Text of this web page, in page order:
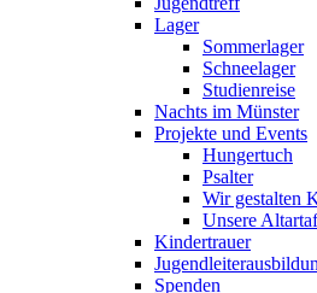
Lager
Sommerlager
Schneelager
Studienreise
Nachts im Münster
Projekte und Events
Hungertuch
Psalter
Wir gestalten
Unsere
Kindertrauer
Spenden